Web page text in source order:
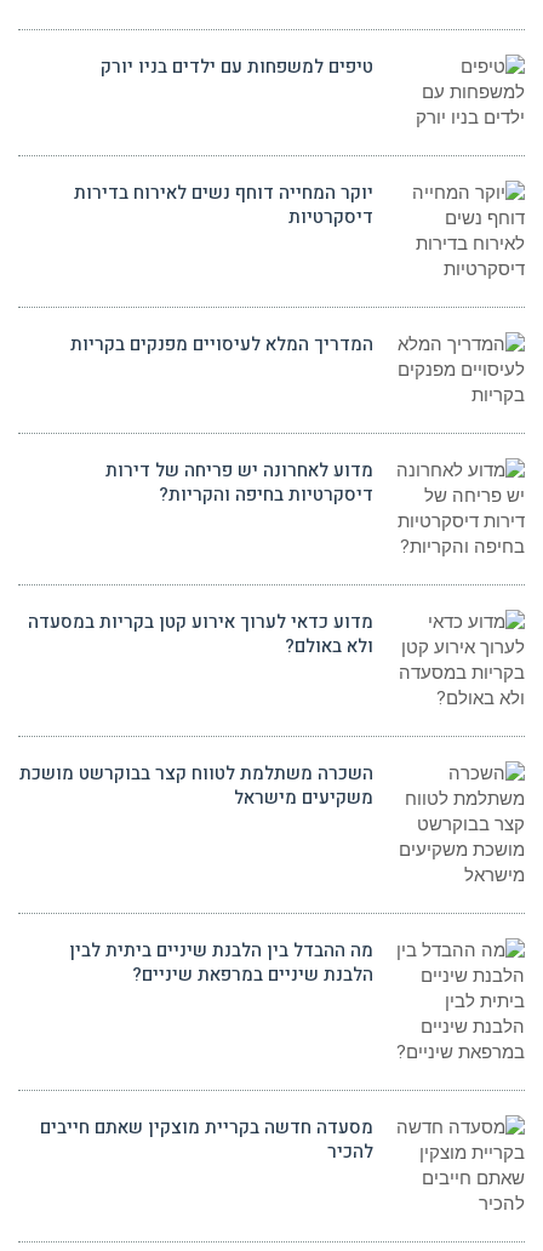
טיפים למשפחות עם ילדים בניו יורק
יוקר המחייה דוחף נשים לאירוח בדירות
דיסקרטיות
המדריך המלא לעיסויים מפנקים בקריות
מדוע לאחרונה יש פריחה של דירות
דיסקרטיות בחיפה והקריות?
מדוע כדאי לערוך אירוע קטן בקריות במסעדה
ולא באולם?
השכרה משתלמת לטווח קצר בבוקרשט מושכת
משקיעים מישראל
מה ההבדל בין הלבנת שיניים ביתית לבין
הלבנת שיניים במרפאת שיניים?
מסעדה חדשה בקריית מוצקין שאתם חייבים
להכיר